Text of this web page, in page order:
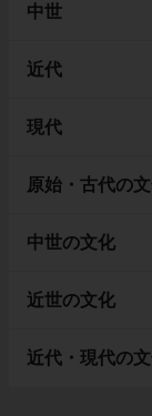
中世
近代
現代
原始・古代の
中世の文化
近世の文化
近代・現代の